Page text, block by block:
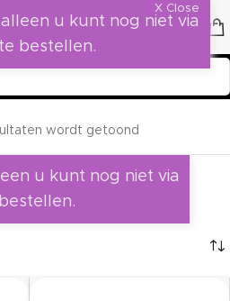
wordt getoond
u kunt nog niet via
X Close
u kunt nog niet via
bestellen.